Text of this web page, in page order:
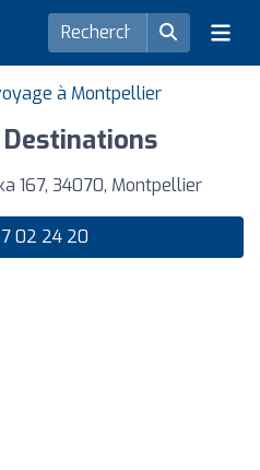
à Montpellier
167, 34070, Montpellier
02 24 20